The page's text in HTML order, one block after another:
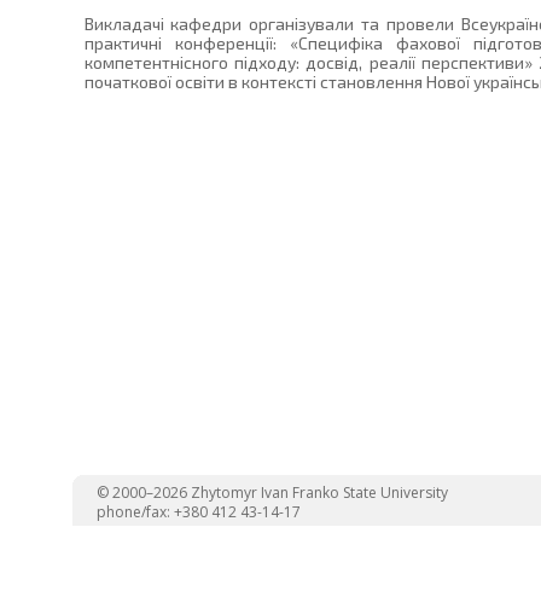
Викладачі кафедри організували та провели
практичні конференції: «Специфіка фахової
компетентнісного підходу: досвід, реалії
початкової освіти в контексті становлення Нової
© 2000–2026 Zhytomyr Ivan Franko State University
phone/fax: +380 412 43-14-17